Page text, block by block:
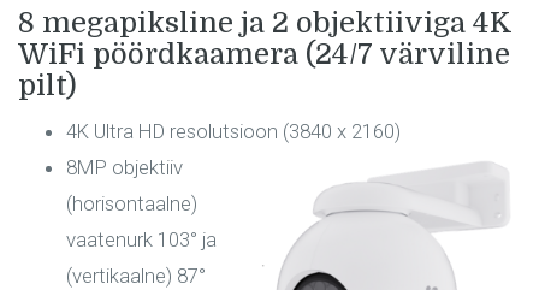
8 megapiksline ja 2 objektiiviga 4K
WiFi pöördkaamera (24/7 värviline
pilt)
4K Ultra HD resolutsioon (3840 x 2160)
8MP objektiiv
(horisontaalne)
vaatenurk 103° ja
(vertikaalne) 87°